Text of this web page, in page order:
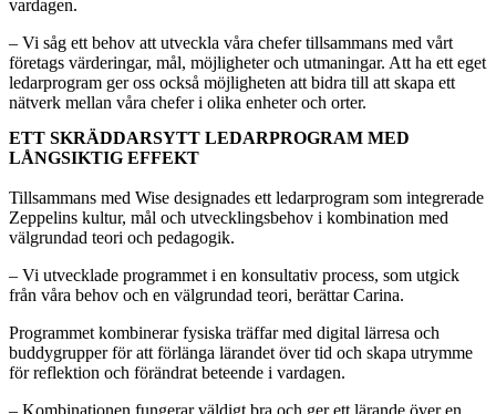
vardagen.
– Vi såg ett behov att utveckla våra chefer tillsammans med vårt
företags värderingar, mål, möjligheter och utmaningar. Att ha ett eget
ledarprogram ger oss också möjligheten att bidra till att skapa ett
nätverk mellan våra chefer i olika enheter och orter.
ETT SKRÄDDARSYTT LEDARPROGRAM MED
LÅNGSIKTIG EFFEKT
Tillsammans med Wise designades ett ledarprogram som integrerade
Zeppelins kultur, mål och utvecklingsbehov i kombination med
välgrundad teori och pedagogik.
– Vi utvecklade programmet i en konsultativ process, som utgick
från våra behov och en välgrundad teori, berättar Carina.
Programmet kombinerar fysiska träffar med digital lärresa och
buddygrupper för att förlänga lärandet över tid och skapa utrymme
för reflektion och förändrat beteende i vardagen.